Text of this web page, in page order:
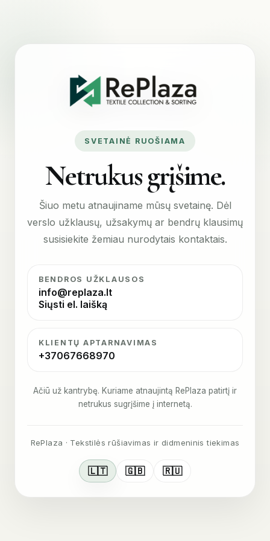
SVETAINĖ RUOŠIAMA
Netrukus grįšime.
Šiuo metu atnaujiname mūsų svetainę. Dėl
verslo užklausų, užsakymų ar bendrų klausimų
susisiekite žemiau nurodytais kontaktais.
BENDROS UŽKLAUSOS
info@replaza.lt
Siųsti el. laišką
KLIENTŲ APTARNAVIMAS
+37067668970
Ačiū už kantrybę. Kuriame atnaujintą RePlaza patirtį ir
netrukus sugrįšime į internetą.
RePlaza · Tekstilės rūšiavimas ir didmeninis tiekimas
🇱🇹 🇬🇧 🇷🇺